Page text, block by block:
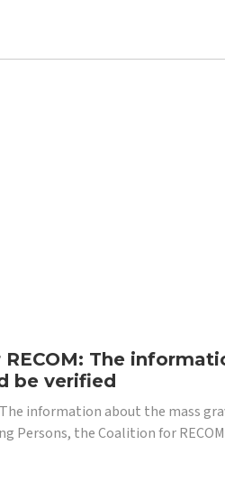
The
be verified
information about the mass
Persons, the Coalition for